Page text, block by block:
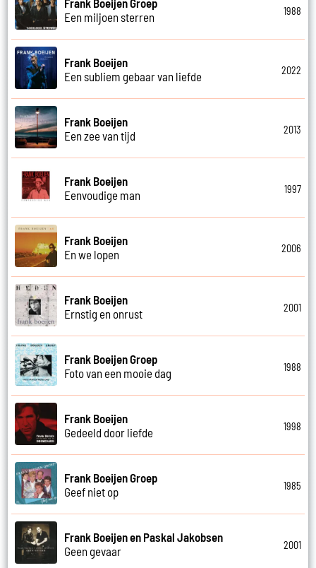
Een miljoen sterren
1988
Frank Boeijen
Een subliem gebaar van liefde
2022
Frank Boeijen
Een zee van tijd
2013
Frank Boeijen
Eenvoudige man
1997
Frank Boeijen
En we lopen
2006
Frank Boeijen
Ernstig en onrust
2001
Frank Boeijen Groep
Foto van een mooie dag
1988
Frank Boeijen
Gedeeld door liefde
1998
Frank Boeijen Groep
Geef niet op
1985
Frank Boeijen en Paskal Jakobsen
Geen gevaar
2001